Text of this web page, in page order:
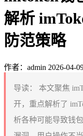
解析
防范策略
作者：admin 2026-04-
导读：
本文聚焦
开，重点解析了
析各种可能导致钱